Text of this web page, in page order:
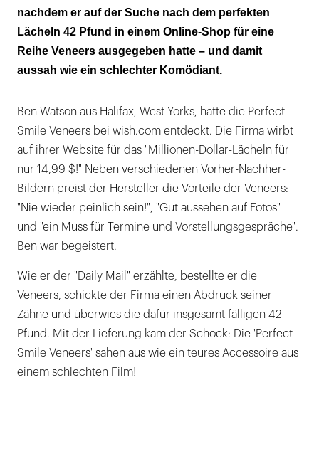
up-Comedy."
nachdem er auf der Suche nach dem perfekten
Lächeln 42 Pfund in einem Online-Shop für eine
Reihe Veneers ausgegeben hatte – und damit
aussah wie ein schlechter Komödiant.
Ben Watson aus Halifax, West Yorks, hatte die Perfect
Smile Veneers bei wish.com entdeckt. Die Firma wirbt
auf ihrer Website für das "Millionen-Dollar-Lächeln für
nur 14,99 $!" Neben verschiedenen Vorher-Nachher-
Bildern preist der Hersteller die Vorteile der Veneers:
"Nie wieder peinlich sein!", "Gut aussehen auf Fotos"
und "ein Muss für Termine und Vorstellungsgespräche".
Ben war begeistert.
Wie er der "Daily Mail" erzählte, bestellte er die
Veneers, schickte der Firma einen Abdruck seiner
Zähne und überwies die dafür insgesamt fälligen 42
Pfund. Mit der Lieferung kam der Schock: Die 'Perfect
Smile Veneers' sahen aus wie ein teures Accessoire aus
einem schlechten Film!